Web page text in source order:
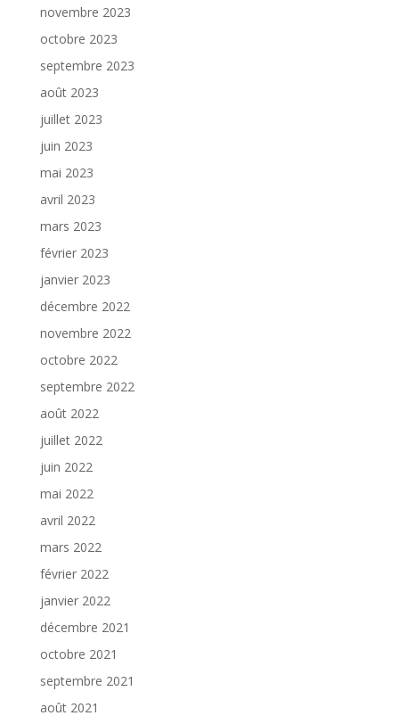
novembre 2023
octobre 2023
septembre 2023
août 2023
juillet 2023
juin 2023
mai 2023
avril 2023
mars 2023
février 2023
janvier 2023
décembre 2022
novembre 2022
octobre 2022
septembre 2022
août 2022
juillet 2022
juin 2022
mai 2022
avril 2022
mars 2022
février 2022
janvier 2022
décembre 2021
octobre 2021
septembre 2021
août 2021